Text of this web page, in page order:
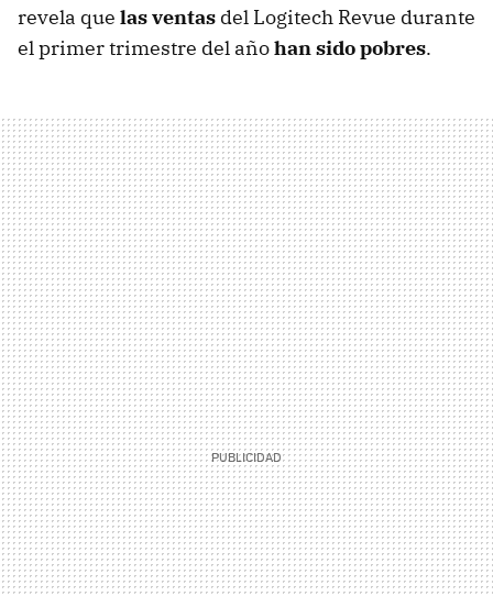
revela que las ventas del Logitech Revue durante
el primer trimestre del añohan sido pobres.